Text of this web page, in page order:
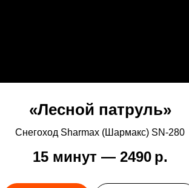
«Лесной патруль»
Снегоход Sharmax (Шармакс) SN‑280
15 минут — 2490 р.